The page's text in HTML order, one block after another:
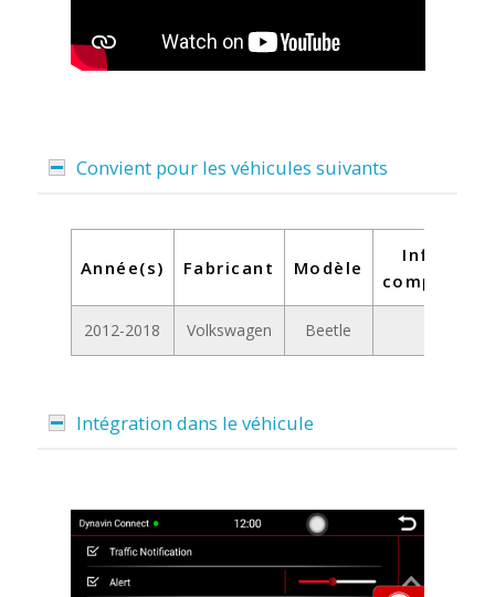
Convient pour les véhicules suivants
Année(s) Fabricant Modèle
2012-2018 Volkswagen Beetle
Intégration dans le véhicule